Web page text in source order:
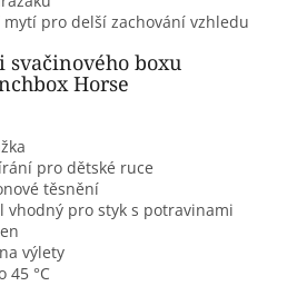
pro delší zachování vzhledu
svačinového boxu
Horse
pro dětské ruce
těsnění
vhodný pro styk s potravinami
výlety
45 °C